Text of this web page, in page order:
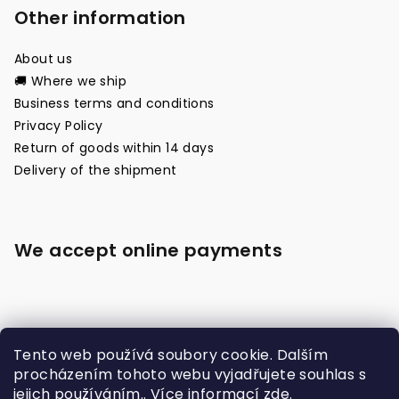
Tento web používá soubory cookie. Dalším
procházením tohoto webu vyjadřujete souhlas s
jejich používáním.. Více informací zde.
Other information
About us
🚚 Where we ship
Business terms and conditions
Privacy Policy
Return of goods within 14 days
Delivery of the shipment
We accept online payments